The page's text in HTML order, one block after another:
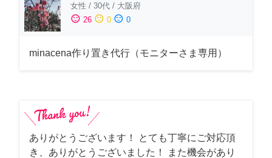
女性 / 30代 / 大阪府
sentiment_satisfied 26 sentiment_neutral 0 sentiment_dissatisfied 0
minacena作り置き代行（モニターさま専用）
ありがとうございます！ とても丁寧にご対応頂
き、ありがとうございました！ また機会があり